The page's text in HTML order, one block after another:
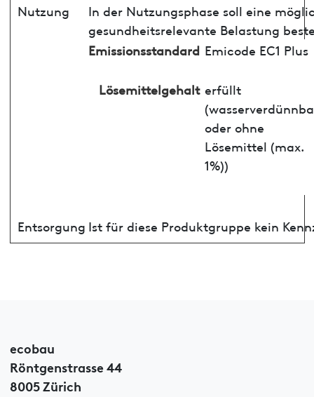
Nutzung
In der Nutzungsphase soll eine
gesundheitsrelevante Belastung
Emissionsstandard Emicode EC1 Plus
Lösemittelgehalt erfüllt
oder ohne
Lösemittel (max.
1%))
Entsorgung Ist für diese Produktgruppe kein
ecobau
Röntgenstrasse 44
8005 Zürich